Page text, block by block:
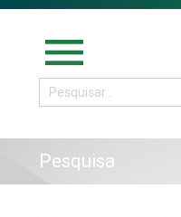
menu
Pesquisa